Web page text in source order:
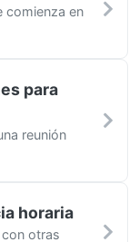
comienza en
para
reunión
horaria
otras